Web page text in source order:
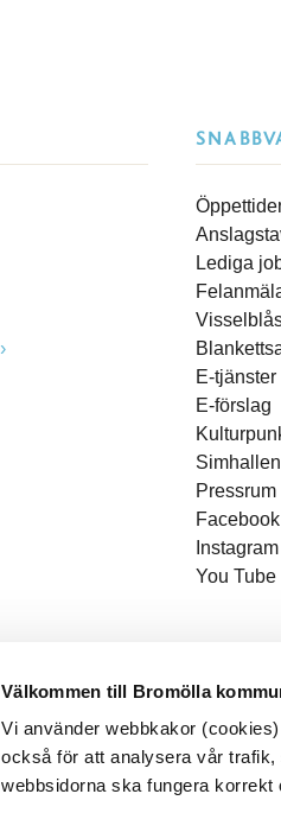
Välkommen till Bromölla
Vi använder webbkakor
också för att analysera vår
webbsidorna ska fungera
Lediga
E-tjänster
E-förslag
Simhallen
Pressrum
Facebook
Instagram
You Tube